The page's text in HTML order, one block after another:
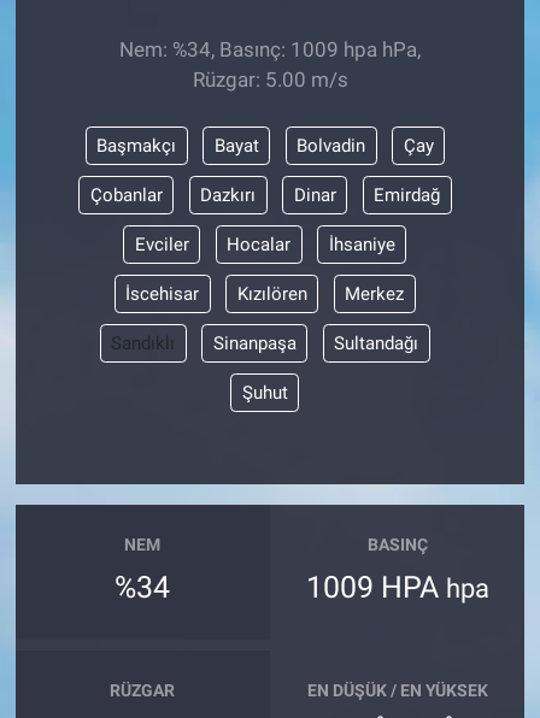
Nem: %34, Basınç: 1009 hpa hPa,
Rüzgar: 5.00 m/s
Başmakçı Bayat Bolvadin Çay
Çobanlar Dazkırı Dinar Emirdağ
Evciler Hocalar İhsaniye
İscehisar Kızılören Merkez
Sandıklı Sinanpaşa Sultandağı
Şuhut
NEM
%34
BASINÇ
1009 HPA hpa
RÜZGAR EN DÜŞÜK / EN YÜKSEK